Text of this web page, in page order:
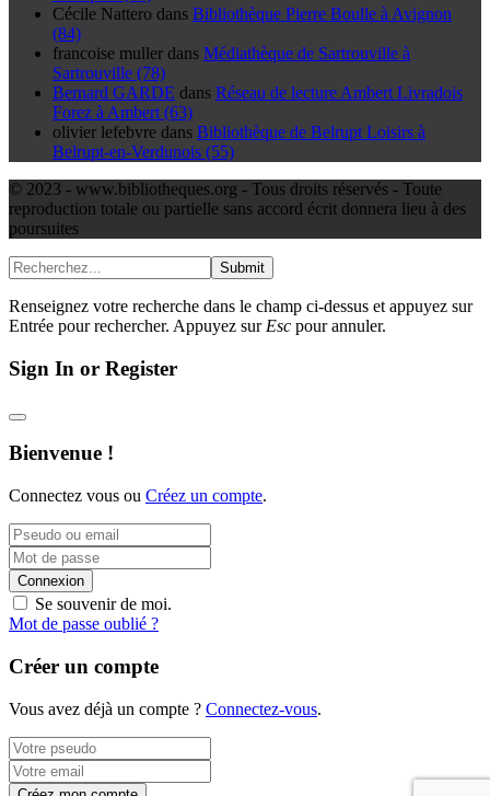
Cécile Nattero dans Bibliothèque Pierre Boulle à Avignon
(84)
francoise muller dans Médiathèque de Sartrouville à
Sartrouville (78)
Bernard GARDE dans Réseau de lecture Ambert Livradois
Forez à Ambert (63)
olivier lefebvre dans Bibliothèque de Belrupt Loisirs à
Belrupt-en-Verdunois (55)
© 2023 - www.bibliotheques.org - Tous droits réservés - Toute
reproduction totale ou partielle sans accord écrit donnera lieu à des
poursuites
Submit
Renseignez votre recherche dans le champ ci-dessus et appuyez sur
Entrée pour rechercher. Appuyez sur Esc pour annuler.
Sign In or Register
Bienvenue !
Connectez vous ou Créez un compte.
Connexion
Se souvenir de moi.
Mot de passe oublié ?
Créer un compte
Vous avez déjà un compte ? Connectez-vous.